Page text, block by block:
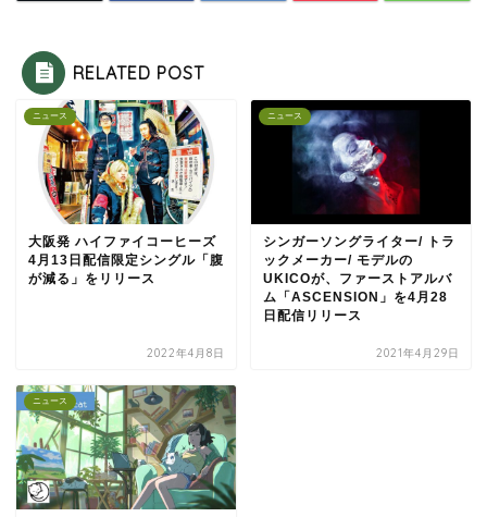
RELATED POST
ニュース
大阪発 ハイファイコーヒーズ
4月13日配信限定シングル「腹
が減る」をリリース
2022年4月8日
ニュース
シンガーソングライター/ トラ
ックメーカー/ モデルの
UKICOが、ファーストアルバ
ム「ASCENSION」を4月28
日配信リリース
2021年4月29日
ニュース